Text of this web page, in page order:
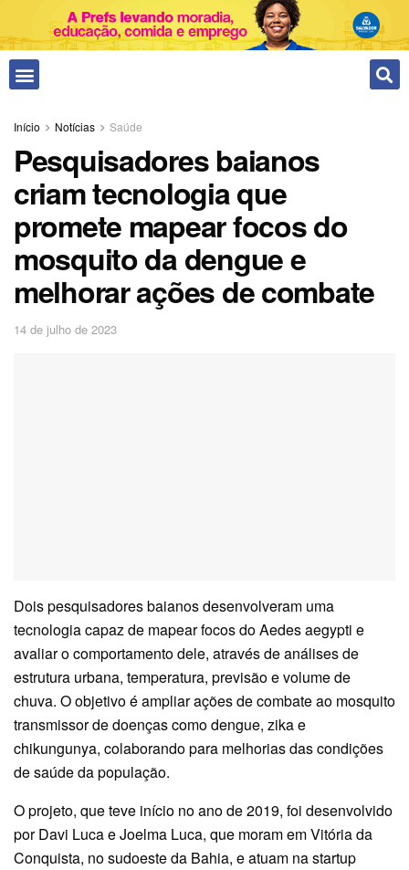
Início Notícias Saúde
Pesquisadores baianos
criam tecnologia que
promete mapear focos do
mosquito da dengue e
melhorar ações de combate
14 de julho de 2023
Dois pesquisadores baianos desenvolveram uma
tecnologia capaz de mapear focos do Aedes aegypti e
avaliar o comportamento dele, através de análises de
estrutura urbana, temperatura, previsão e volume de
chuva. O objetivo é ampliar ações de combate ao mosquito
transmissor de doenças como dengue, zika e
chikungunya, colaborando para melhorias das condições
de saúde da população.
O projeto, que teve início no ano de 2019, foi desenvolvido
por Davi Luca e Joelma Luca, que moram em Vitória da
Conquista, no sudoeste da Bahia, e atuam na startup